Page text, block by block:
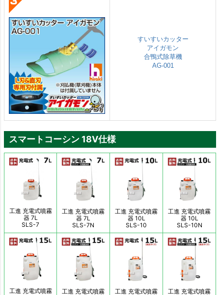
すいすいカッター
アイガモン
合鴨式除草機
AG-001